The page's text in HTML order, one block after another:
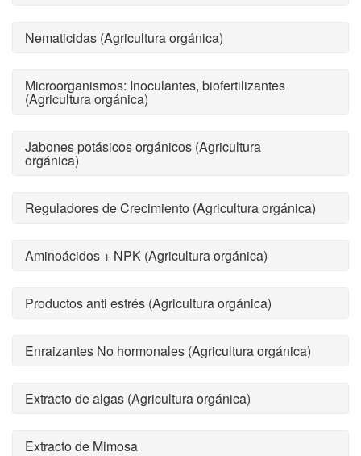
Nematicidas (Agricultura orgánica)
Microorganismos: Inoculantes, biofertilizantes
(Agricultura orgánica)
Jabones potásicos orgánicos (Agricultura
orgánica)
Reguladores de Crecimiento (Agricultura orgánica)
Aminoácidos + NPK (Agricultura orgánica)
Productos anti estrés (Agricultura orgánica)
Enraizantes No hormonales (Agricultura orgánica)
Extracto de algas (Agricultura orgánica)
Extracto de Mimosa